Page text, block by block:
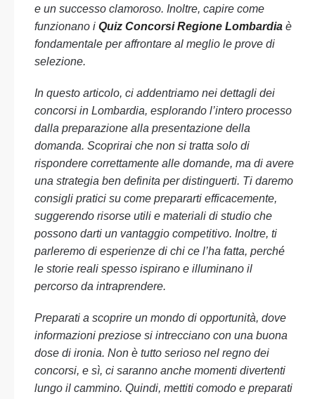
e un successo clamoroso. Inoltre, capire come
funzionano i Quiz Concorsi Regione Lombardia è
fondamentale per affrontare al meglio le prove di
selezione.
In questo articolo, ci addentriamo nei dettagli dei
concorsi in Lombardia, esplorando l’intero processo
dalla preparazione alla presentazione della
domanda. Scoprirai che non si tratta solo di
rispondere correttamente alle domande, ma di avere
una strategia ben definita per distinguerti. Ti daremo
consigli pratici su come prepararti efficacemente,
suggerendo risorse utili e materiali di studio che
possono darti un vantaggio competitivo. Inoltre, ti
parleremo di esperienze di chi ce l’ha fatta, perché
le storie reali spesso ispirano e illuminano il
percorso da intraprendere.
Preparati a scoprire un mondo di opportunità, dove
informazioni preziose si intrecciano con una buona
dose di ironia. Non è tutto serioso nel regno dei
concorsi, e sì, ci saranno anche momenti divertenti
lungo il cammino. Quindi, mettiti comodo e preparati